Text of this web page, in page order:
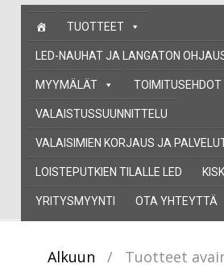
Skip
content
TUOTTEET
LED-NAUHAT JA LANGATON
MYYMÄLÄT TOIMITUSEHDOT
VALAISTUSSUUNNITTELU
VALAISIMIEN KORJAUS JA
LOISTEPUTKIEN TILALLE LED
YRITYSMYYNTI OTA YHTEYTTÄ
Alkuun /
Tuotteet